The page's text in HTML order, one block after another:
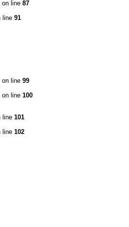
on line 87
line 91
on line 99
on line 100
line 101
line 102